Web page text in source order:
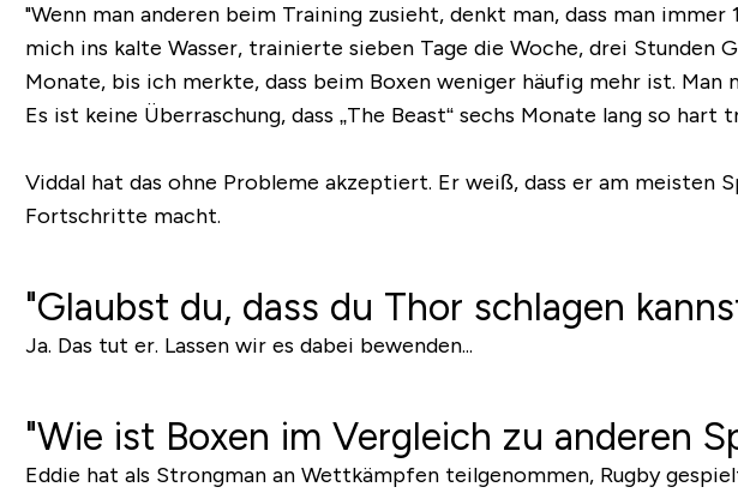
"Wenn man anderen beim Training zusieht, denkt man, dass man
mich ins kalte Wasser, trainierte sieben Tage die Woche, drei Stunden
Monate, bis ich merkte, dass beim Boxen weniger häufig mehr ist. Man
Es ist keine Überraschung, dass „The Beast“ sechs Monate lang so
Viddal hat das ohne Probleme akzeptiert. Er weiß, dass er am meisten
Fortschritte macht.
"Glaubst du, dass du Thor schlagen
Ja. Das tut er. Lassen wir es dabei bewenden...
"Wie ist Boxen im Vergleich zu anderen
Eddie hat als Strongman an Wettkämpfen teilgenommen, Rugby